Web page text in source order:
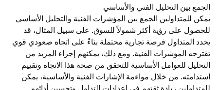
الجمع بين التحليل الفني والأساسي
يمكن للمتداولين الجمع بين المؤشرات الفنية والتحليل الأساسي
للحصول على رؤية أكثر شمولاً للسوق. على سبيل المثال، قد
يحدد المتداول فرصة تجارية محتملة بناءً على اتجاه صعودي قوي
تقترحه المؤشرات الفنية. ومع ذلك، يمكنهم إجراء المزيد من
التحليل للعوامل الأساسية للتحقق من صحة هذا الاتجاه وتقييم
استدامته. من خلال مواءمة الإشارات الفنية والأساسية، يمكن